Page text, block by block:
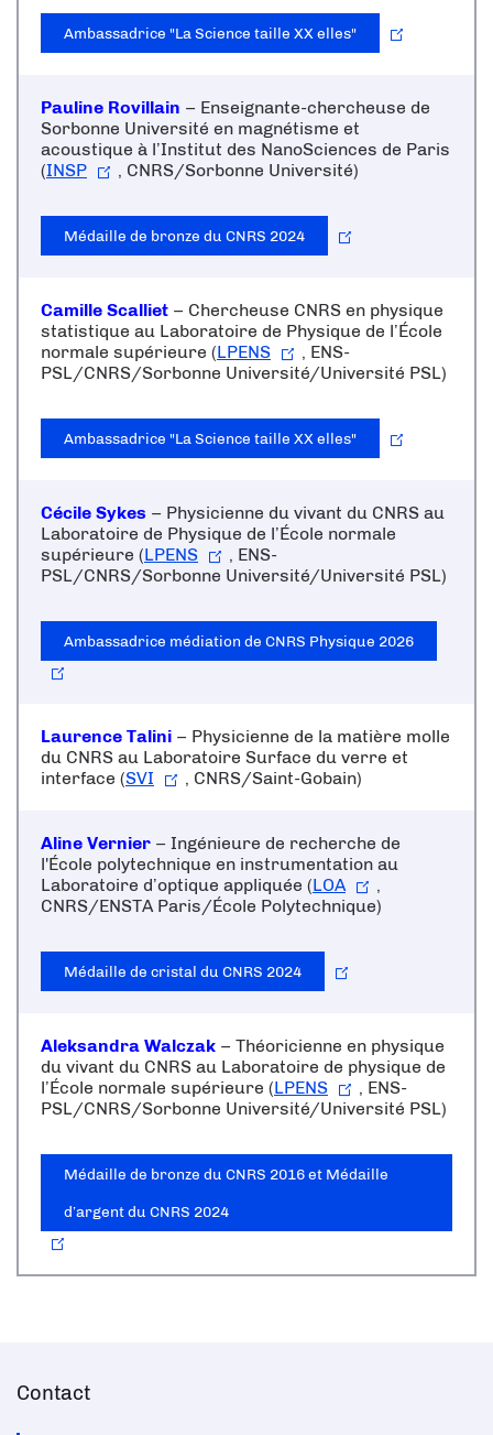
Ambassadrice "La Science taille XX elles"
Pauline Rovillain – Enseignante-chercheuse de
Sorbonne Université en magnétisme et
acoustique à l’Institut des NanoSciences de Paris
(INSP , CNRS/Sorbonne Université)
Médaille de bronze du CNRS 2024
Camille Scalliet – Chercheuse CNRS en physique
statistique au Laboratoire de Physique de l’École
normale supérieure (LPENS
, ENS-
PSL/CNRS/Sorbonne Université/Université PSL)
Ambassadrice "La Science taille XX elles"
Cécile Sykes – Physicienne du vivant du CNRS au
Laboratoire de Physique de l’École normale
supérieure (LPENS
, ENS-
PSL/CNRS/Sorbonne Université/Université PSL)
Ambassadrice médiation de CNRS Physique 2026
Laurence Talini – Physicienne de la matière molle
du CNRS au Laboratoire Surface du verre et
interface (SVI , CNRS/Saint-Gobain)
Aline Vernier – Ingénieure de recherche de
l'École polytechnique en instrumentation au
Laboratoire d’optique appliquée (LOA
,
CNRS/ENSTA Paris/École Polytechnique)
Médaille de cristal du CNRS 2024
Aleksandra Walczak – Théoricienne en physique
du vivant du CNRS au Laboratoire de physique de
l’École normale supérieure (LPENS
, ENS-
PSL/CNRS/Sorbonne Université/Université PSL)
Médaille de bronze du CNRS 2016 et Médaille
d’argent du CNRS 2024
Contact